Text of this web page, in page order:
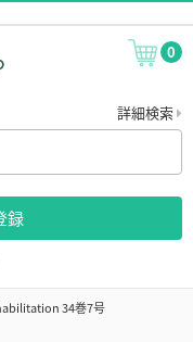
0
詳細検索
録
34巻7号